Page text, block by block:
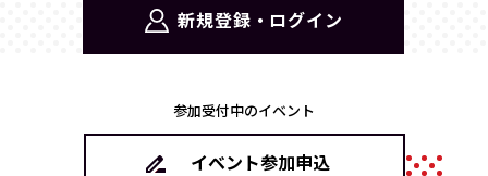
新規登録・ログイン
参加受付中のイベント
イベント参加申込